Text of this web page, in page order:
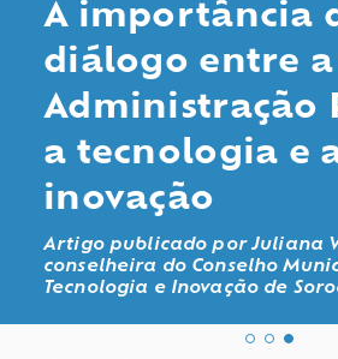
A importância
diálogo entre a
Administração
a tecnologia e
inovação
Artigo publicado por Juliana
conselheira do Conselho
Tecnologia e Inovação de